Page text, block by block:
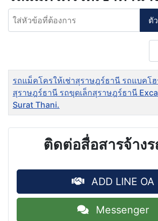
ใส่หัวข้อที่ต้องการ
ตั
ชื่อ
รถแม็คโครให้เช่าสุราษฎร์ธานี รถแบคโฮ
สุราษฎร์ธานี รถขุดเล็กสุราษฎร์ธานี
Surat Thani.
ติดต่อสื่อสารจ้าง
ADD LINE OA
Messenger